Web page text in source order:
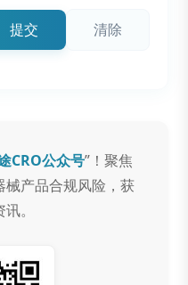
提交 清除
CRO公众号”！聚焦
械产品合规风险，获
。